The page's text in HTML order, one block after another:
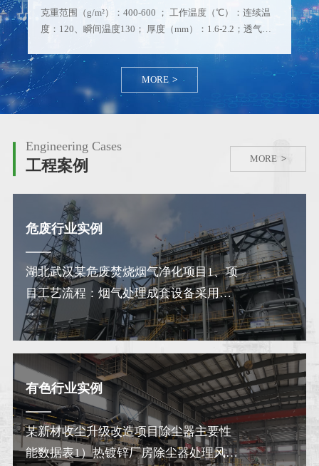
克重范围（g/m²）：400-600 ； 工作温度（℃）：连续温
度：120、瞬间温度130； 厚度（mm）：1.6-2.2；透气度
≥900N5*20cm、纬向断裂强力:≥1200N5*20cm、经向断裂
伸长率:≤3…
MORE >
Engineering Cases
工程案例 MORE >
危废行业实例
湖北武汉某危废焚烧烟气净化项目1、项
目工艺流程：烟气处理成套设备采用
SNCR脱硝+半干法+布袋…
有色行业实例
某新材收尘升级改造项目除尘器主要性
能数据表1）热镀锌厂房除尘器处理风量